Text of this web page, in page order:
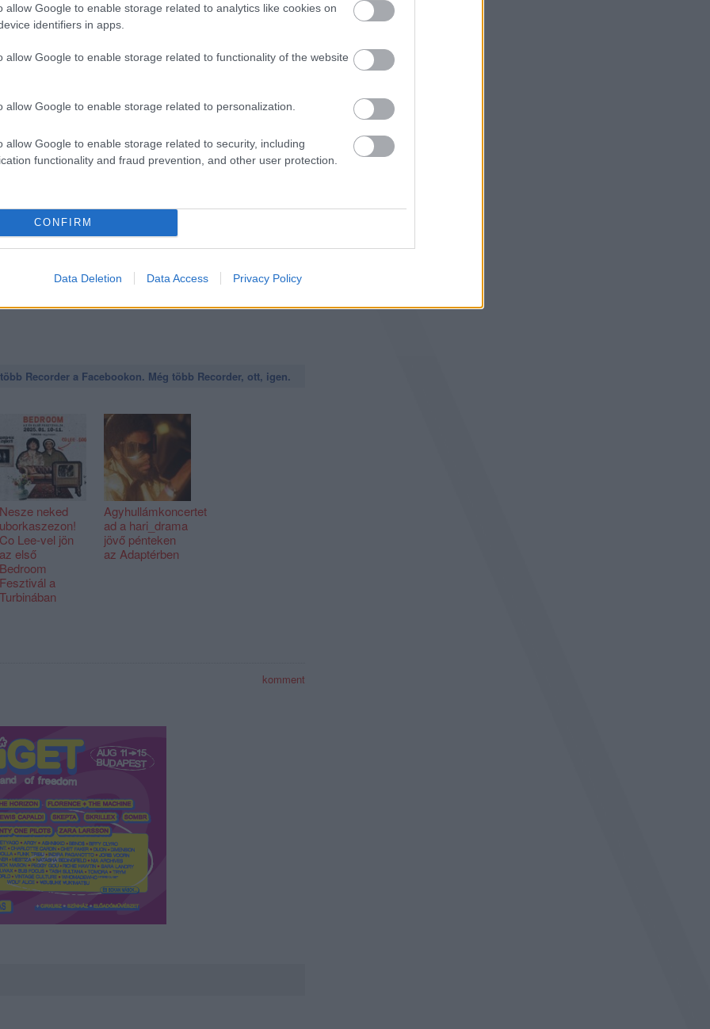
allow Google to enable storage related to analytics like cookies on
identifiers in apps.
allow Google to enable storage related to functionality of the website
allow Google to enable storage related to personalization.
allow Google to enable storage related to security, including
functionality and fraud prevention, and other user protection.
CONFIRM
Data Deletion Data Access Privacy Policy
Recorder a Facebookon. Még több Recorder, ott, igen.
Nesze neked
uborkaszezon!
Co Lee-vel jön
az első
Bedroom
Fesztivál a
Turbinában
Agyhullámkoncertet
ad a hari_drama
jövő pénteken
az Adaptérben
komment